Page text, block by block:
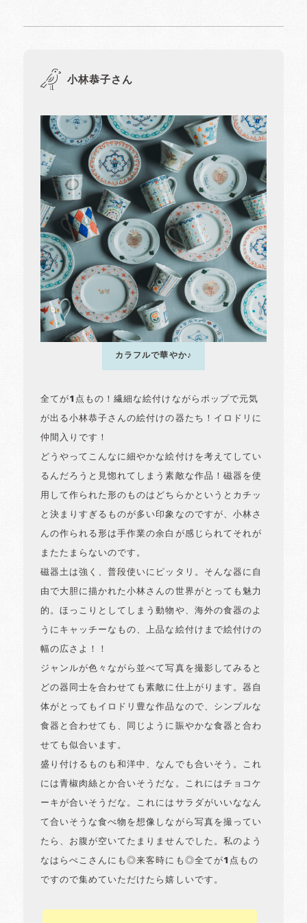
小林恭子さん
カラフルで華やか♪
全てが1点もの！繊細な絵付けながらポップで元気
が出る小林恭子さんの絵付けの器たち！イロドリに
仲間入りです！
どうやってこんなに細やかな絵付けを考えてしてい
るんだろうと見惚れてしまう素敵な作品！磁器を使
用して作られた形のものはどちらかというとカチッ
と決まりすぎるものが多い印象なのですが、小林さ
んの作られる形は手作業の余白が感じられてそれが
またたまらないのです。
磁器土は強く、普段使いにピッタリ。そんな器に自
由で大胆に描かれた小林さんの世界がとっても魅力
的。ほっこりとしてしまう動物や、海外の食器のよ
うにキャッチーなもの、上品な絵付けまで絵付けの
幅の広さよ！！
ジャンルが色々ながら並べて写真を撮影してみると
どの器同士を合わせても素敵に仕上がります。器自
体がとってもイロドリ豊な作品なので、シンプルな
食器と合わせても、同じように賑やかな食器と合わ
せても似合います。
盛り付けるものも和洋中、なんでも合いそう。これ
には青椒肉絲とか合いそうだな。これにはチョコケ
ーキが合いそうだな。これにはサラダがいいななん
て合いそうな食べ物を想像しながら写真を撮ってい
たら、お腹が空いてたまりませんでした。私のよう
なはらぺこさんにも◎来客時にも◎全てが1点もの
ですので集めていただけたら嬉しいです。